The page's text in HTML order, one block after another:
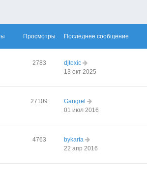
Просмотры Последнее сообщение
2783
djtoxic
13 окт 2025
27109
Gangrel
01 июл 2016
4763
bykarta
22 апр 2016